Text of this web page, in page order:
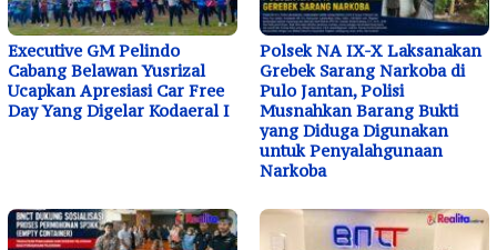
Executive GM Pelindo
Cabang Belawan Yusrizal
Ucapkan Apresiasi Car Free
Day Yang Digelar Kodaeral I
Polsek NA IX-X Laksanakan
Grebek Sarang Narkoba di
Pulo Jantan, Polisi
Musnahkan Barang Bukti
yang Diduga Digunakan
untuk Penyalahgunaan
Narkoba